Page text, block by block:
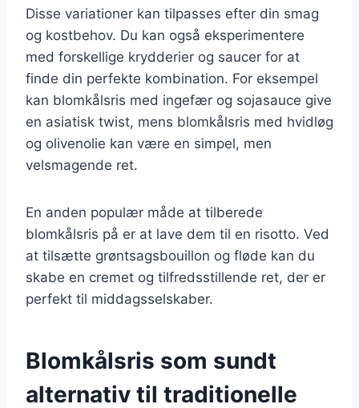
Disse variationer kan tilpasses efter din smag
og kostbehov. Du kan også eksperimentere
med forskellige krydderier og saucer for at
finde din perfekte kombination. For eksempel
kan blomkålsris med ingefær og sojasauce give
en asiatisk twist, mens blomkålsris med hvidløg
og olivenolie kan være en simpel, men
velsmagende ret.
En anden populær måde at tilberede
blomkålsris på er at lave dem til en risotto. Ved
at tilsætte grøntsagsbouillon og fløde kan du
skabe en cremet og tilfredsstillende ret, der er
perfekt til middagsselskaber.
Blomkålsris som sundt
alternativ til traditionelle